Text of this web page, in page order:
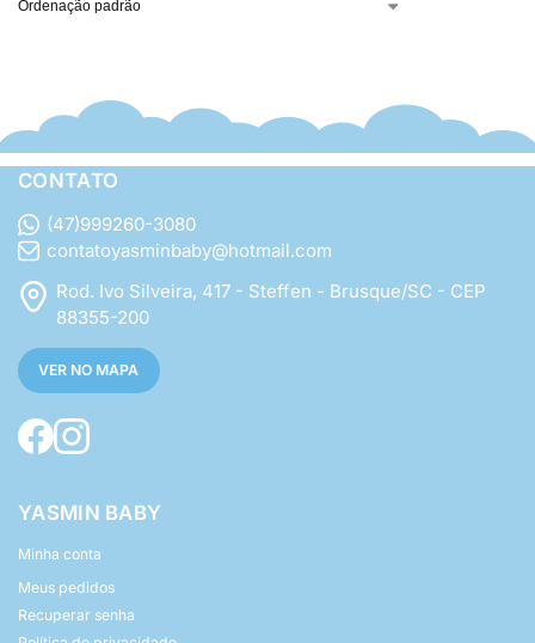
CONTATO
(47)999260-3080
contatoyasminbaby@hotmail.com
Rod. Ivo Silveira, 417 - Steffen - Brusque/SC - CEP
88355-200
VER NO MAPA
YASMIN BABY
Minha conta
Meus pedidos
Recuperar senha